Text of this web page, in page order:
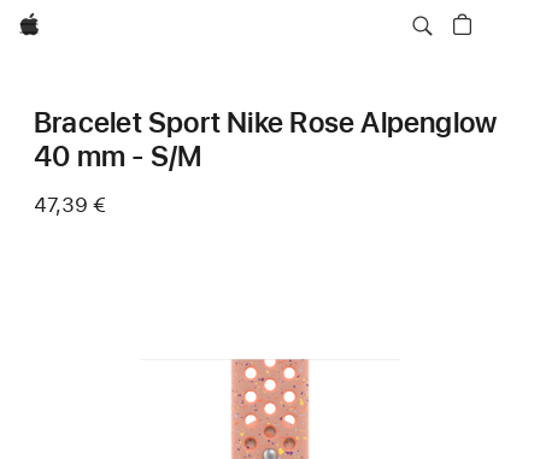
Apple
Bracelet Sport Nike Rose Alpenglow
40 mm - S/M
47,39 €